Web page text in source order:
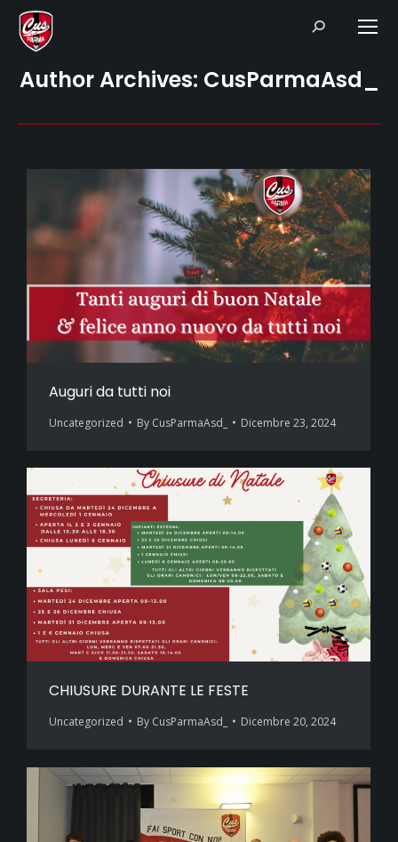
Search:
Author Archives: CusParmaAsd_
Auguri da tutti noi
Uncategorized By CusParmaAsd_ Dicembre 23, 2024
CHIUSURE DURANTE LE FESTE
Uncategorized By CusParmaAsd_ Dicembre 20, 2024